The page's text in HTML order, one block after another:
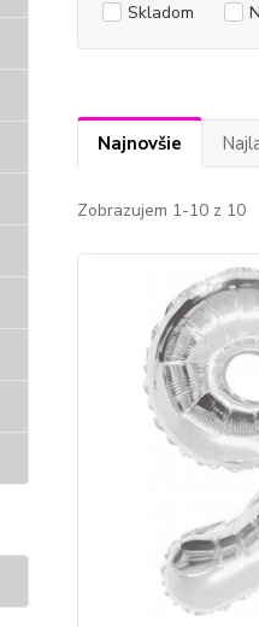
Skladom
Najnovšie
Zobrazujem 1-10 z 10